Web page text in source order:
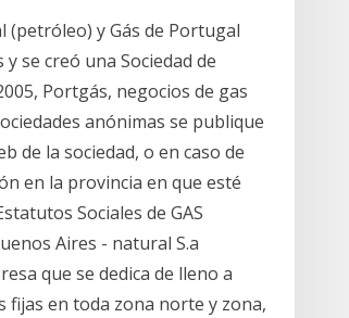
(petróleo) y Gás de Portugal
se creó una Sociedad de
Portgás, negocios de gas
anónimas se publique
de la sociedad, o en caso de
en la provincia en que esté
Sociales de GAS
Aires - natural S.a
que se dedica de lleno a
fijas en toda zona norte y zona,